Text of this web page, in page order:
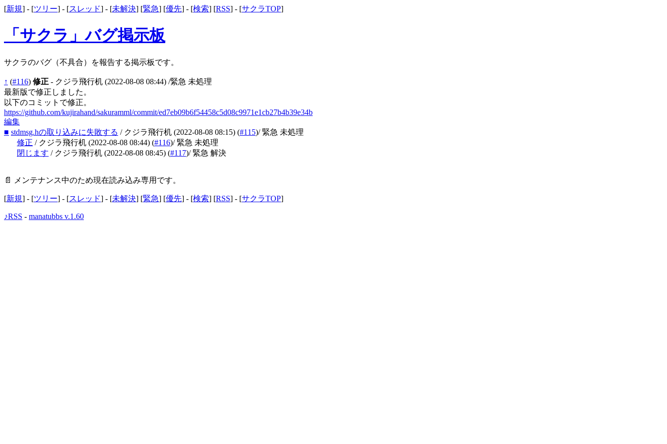
[新規] - [ツリー] - [スレッド] - [未解決] [緊急] [優先] - [検索] [RSS] - [サクラTOP]
「サクラ」バグ掲示板
サクラのバグ（不具合）を報告する掲示板です。
↑ (#116) 修正 - クジラ飛行机 (2022-08-08 08:44) /緊急 未処理
最新版で修正しました。
以下のコミットで修正。
https://github.com/kujirahand/sakuramml/commit/ed7eb09b6f54458c5d08c9971e1cb27b4b39e34b
編集
■ stdmsg.hの取り込みに失敗する / クジラ飛行机 (2022-08-08 08:15) (#115)/ 緊急 未処理
修正 / クジラ飛行机 (2022-08-08 08:44) (#116)/ 緊急 未処理
閉じます / クジラ飛行机 (2022-08-08 08:45) (#117)/ 緊急 解決
📄 メンテナンス中のため現在読み込み専用です。
[新規] - [ツリー] - [スレッド] - [未解決] [緊急] [優先] - [検索] [RSS] - [サクラTOP]
♪RSS - manatubbs v.1.60